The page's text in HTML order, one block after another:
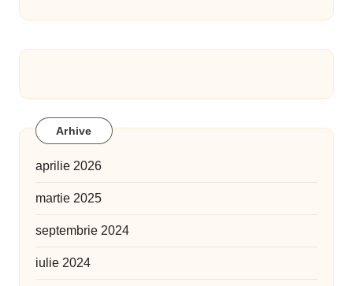
IQads mi-a luat un interviu
Ce spun cititorii despre „Șoaptele morții”
Arhive
aprilie 2026
martie 2025
septembrie 2024
iulie 2024